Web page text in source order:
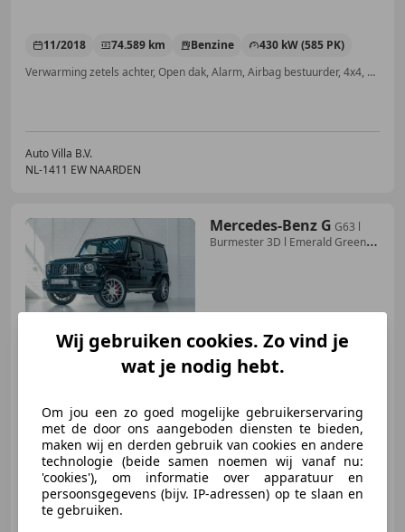
11/2018 74.589 km Benzine
430 kW (585 PK)
Verwarming zetels achter, Open dak, Alarm, Airbag bestuurder, 4x4, Sfeerverlichting, Apple CarPlay, Xenon verlichting
Auto Villa B.V.
NL-1411 EW NAARDEN
Mercedes-Benz G G63 l
Burmester 3D l Emerald Green l
€ 259.900
Roobol Exclusive Cars
NL-2652 XA BERKEL EN RODENRIJS
Wij gebruiken cookies. Zo vind je
wat je nodig hebt.
Om jou een zo goed mogelijke gebruikerservaring
met de door ons aangeboden diensten te bieden,
maken wij en derden gebruik van cookies en andere
technologie (beide samen noemen wij vanaf nu:
'cookies'), om informatie over apparatuur en
persoonsgegevens (bijv. IP-adressen) op te slaan en
te gebruiken.